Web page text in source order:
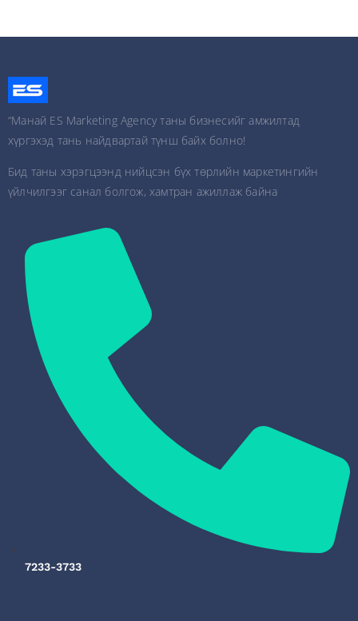
“Манай ES Marketing Agency таны бизнесийг амжилтад
хүргэхэд тань найдвартай түнш байх болно!
Бид таны хэрэгцээнд нийцсэн бүх төрлийн маркетингийн
үйлчилгээг санал болгож, хамтран ажиллаж байна
7233-3733